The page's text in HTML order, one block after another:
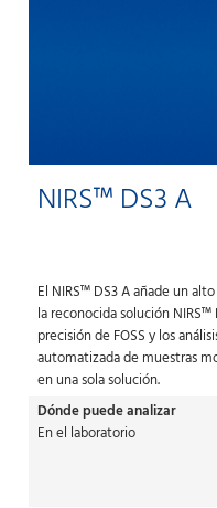
NIRS™ DS3 A
El NIRS™ DS3 A añade un
la reconocida solución
precisión de FOSS y los
automatizada de muestras
en una sola solución.
Dónde puede analizar
En el laboratorio